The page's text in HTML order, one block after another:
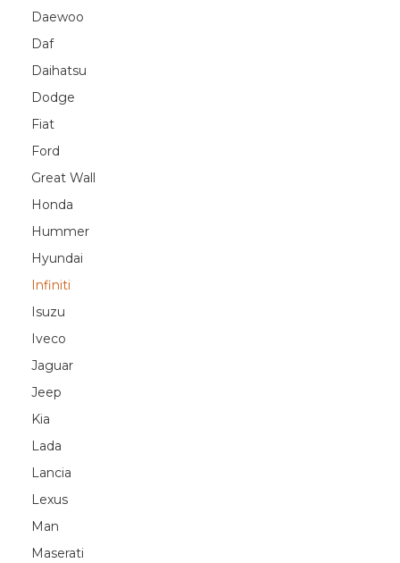
Daewoo
Daf
Daihatsu
Dodge
Fiat
Ford
Great Wall
Honda
Hummer
Hyundai
Infiniti
Isuzu
Iveco
Jaguar
Jeep
Kia
Lada
Lancia
Lexus
Man
Maserati